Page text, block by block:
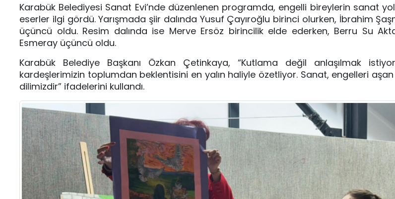
Karabük Belediyesi Sanat Evi’nde düzenlenen programda, engelli bireylerin sanat
eserler ilgi gördü. Yarışmada şiir dalında Yusuf Çayıroğlu birinci olurken, İbrahim
üçüncü oldu. Resim dalında ise Merve Ersöz birincilik elde ederken, Berru Su
Esmeray üçüncü oldu.
Karabük Belediye Başkanı Özkan Çetinkaya, “Kutlama değil anlaşılmak
kardeşlerimizin toplumdan beklentisini en yalın haliyle özetliyor. Sanat, engelleri
dilimizdir” ifadelerini kullandı.